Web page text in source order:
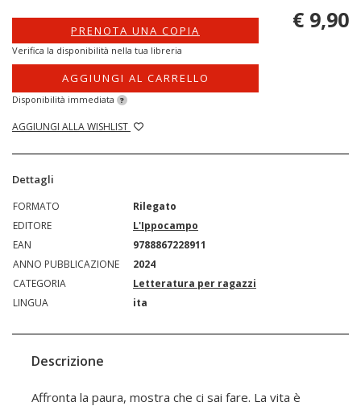
PRENOTA UNA COPIA
Verifica la disponibilità nella tua libreria
AGGIUNGI AL CARRELLO
Disponibilità immediata ?
AGGIUNGI ALLA WISHLIST
€ 9,90
Dettagli
FORMATO
Rilegato
EDITORE
L'Ippocampo
EAN
9788867228911
ANNO PUBBLICAZIONE
2024
CATEGORIA
Letteratura per ragazzi
LINGUA
ita
Descrizione
Affronta la paura, mostra che ci sai fare. La vita è